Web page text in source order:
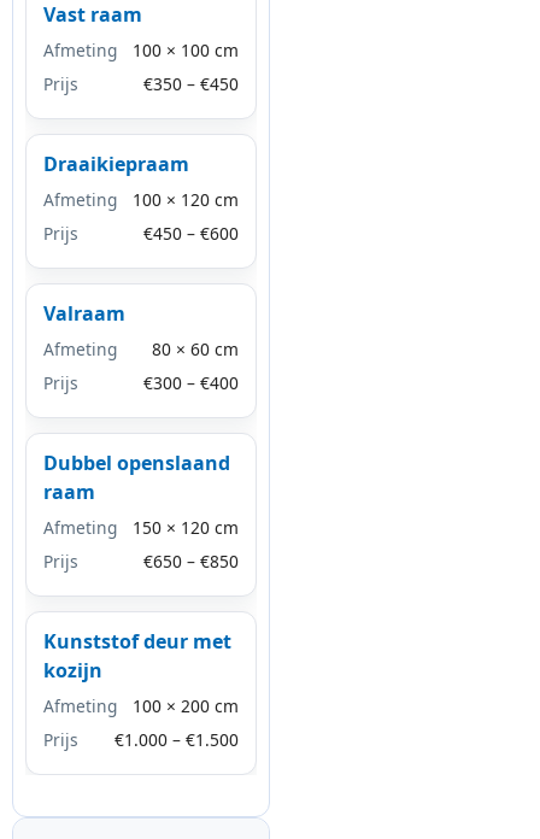
Vast raam
Afmeting
100 × 100 cm
Prijs
€350 – €450
Draaikiepraam
Afmeting
100 × 120 cm
Prijs
€450 – €600
Valraam
Afmeting
80 × 60 cm
Prijs
€300 – €400
Dubbel openslaand
raam
Afmeting
150 × 120 cm
Prijs
€650 – €850
Kunststof deur met
kozijn
Afmeting
100 × 200 cm
Prijs
€1.000 – €1.500